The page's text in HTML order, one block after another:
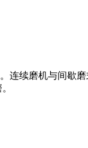
连续磨机与间歇